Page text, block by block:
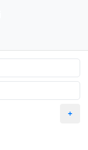
+